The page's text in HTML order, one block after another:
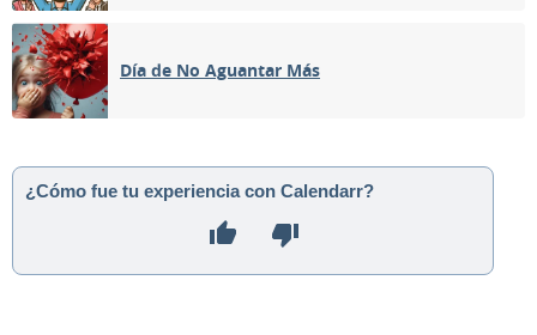
Día de No Aguantar Más
¿Cómo fue tu experiencia con Calendarr?